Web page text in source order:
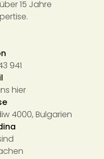
15 Jahre
941
hier
4000, Bulgarien